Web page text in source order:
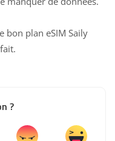
bon plan eSIM Saily
.
?